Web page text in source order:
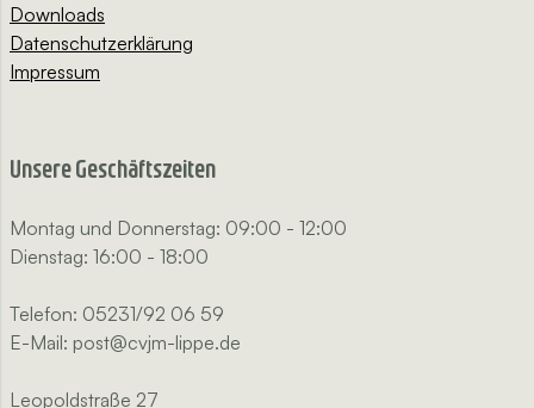
Downloads
Datenschutzerklärung
Impressum
Unsere Geschäftszeiten
Montag und Donnerstag: 09:00 - 12:00
Dienstag: 16:00 - 18:00
Telefon: 05231/92 06 59
E-Mail: post@cvjm-lippe.de
Leopoldstraße 27